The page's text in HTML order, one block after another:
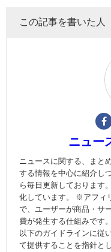
この記事を書いた人
ニュー
ニュースに関する、まと
する情報を中心に紹介し
ら毎日更新しております
化しています。 ※アフィ
で、ユーザーが商品・サ
費が発生する仕組みです
以下のガイドラインに従
て提供することを指針と